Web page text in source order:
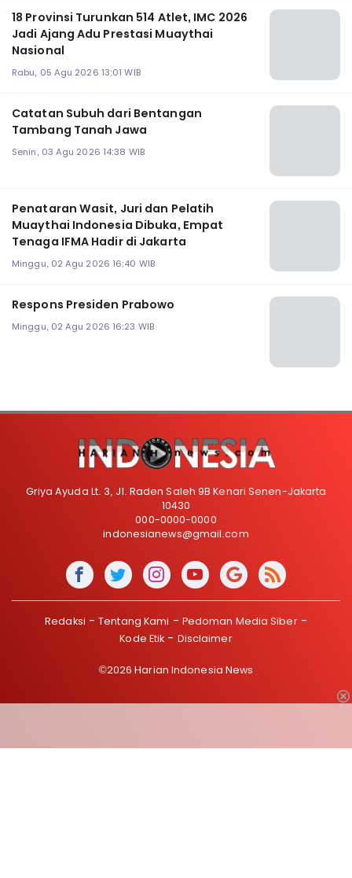
18 Provinsi Turunkan 514 Atlet, IMC 2026
Jadi Ajang Adu Prestasi Muaythai
Nasional
Rabu, 05 Agu 2026 13:01 WIB
Catatan Subuh dari Bentangan
Tambang Tanah Jawa
Senin, 03 Agu 2026 14:38 WIB
Penataran Wasit, Juri dan Pelatih
Muaythai Indonesia Dibuka, Empat
Tenaga IFMA Hadir di Jakarta
Minggu, 02 Agu 2026 16:40 WIB
Respons Presiden Prabowo
Minggu, 02 Agu 2026 16:23 WIB
Griya Ayuda Lt. 3, Jl. Raden Saleh 9B Kenari Senen-Jakarta
10430
000-0000-0000
indonesianews@gmail.com
Redaksi Tentang Kami
Pedoman Media Siber
Kode Etik
Disclaimer
©2026 Harian Indonesia News